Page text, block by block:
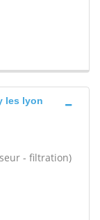
les lyon
- filtration)